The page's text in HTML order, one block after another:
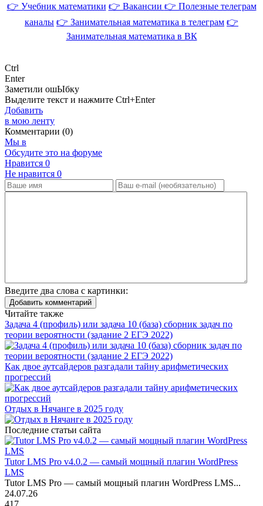
👉 Учебник математики 👉 Вакансии 👉 Полезные телеграм
каналы 👉 Занимательная математика в телеграм 👉
Занимательная математика в ВК
Ctrl
Enter
Заметили ошЫбку
Выделите текст и нажмите Ctrl+Enter
Добавить
в мою ленту
Комментарии (0)
Мы в
Обсудите это на форуме
Нравится 0
Не нравится 0
Введите два слова с картинки:
Добавить комментарий
Читайте также
Задача 4 (профиль) или задача 10 (база) сборник задач по
теории вероятности (задание 2 ЕГЭ 2022)
Как двое аутсайдеров разгадали тайну арифметических
прогрессий
Отдых в Нячанге в 2025 году
Последние статьи сайта
Tutor LMS Pro v4.0.2 — самый мощный плагин WordPress
LMS
Tutor LMS Pro — самый мощный плагин WordPress LMS...
24.07.26
417